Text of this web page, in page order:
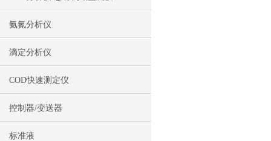
氨氮分析仪
滴定分析仪
COD快速测定仪
控制器/变送器
标准液